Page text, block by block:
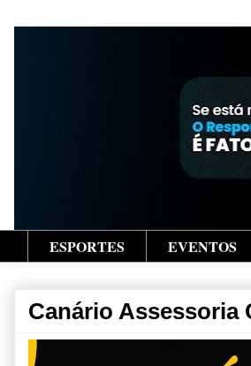
ESPORTES EVENTOS
Canário Assessoria